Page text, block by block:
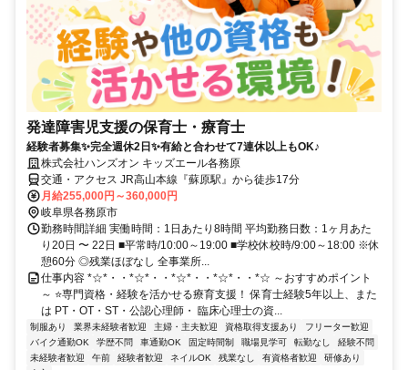
発達障害児支援の保育士・療育士
経験者募集✨完全週休2日✨有給と合わせて7連休以上もOK♪
株式会社ハンズオン キッズエール各務原
交通・アクセス JR高山本線『蘇原駅』から徒歩17分
月給255,000円～360,000円
岐阜県各務原市
勤務時間詳細 実働時間：1日あたり8時間 平均勤務日数：1ヶ月あた
り20日 〜 22日 ■平常時/10:00～19:00 ■学校休校時/9:00～18:00 ※休
憩60分 ◎残業ほぼなし 全事業所...
仕事内容 *☆*・・*☆*・・*☆*・・*☆*・・*☆ ～おすすめポイント
～ ⭐専門資格・経験を活かせる療育支援！ 保育士経験5年以上、また
は PT・OT・ST・公認心理師・ 臨床心理士の資...
制服あり 業界未経験者歓迎 主婦・主夫歓迎 資格取得支援あり
フリーター歓迎
バイク通勤OK
学歴不問 車通勤OK 固定時間制 職場見学可 転勤なし
経験不問
未経験者歓迎
午前 経験者歓迎 ネイルOK 残業なし 有資格者歓迎
研修あり